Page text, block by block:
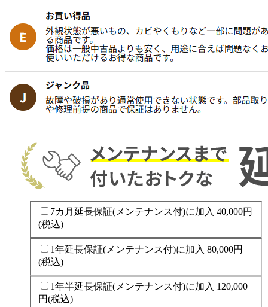
7カ月延長保証(メンテナンス付)に加入 40,000円
(税込)
1年延長保証(メンテナンス付)に加入 80,000円
(税込)
1年半延長保証(メンテナンス付)に加入 120,000
円(税込)